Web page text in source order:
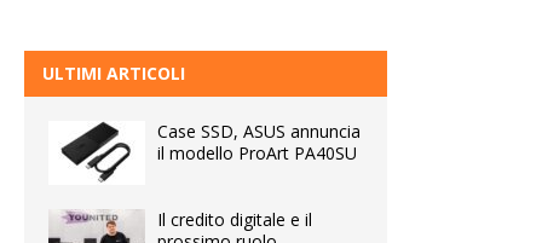
ULTIMI ARTICOLI
Case SSD, ASUS annuncia
il modello ProArt PA40SU
Il credito digitale e il